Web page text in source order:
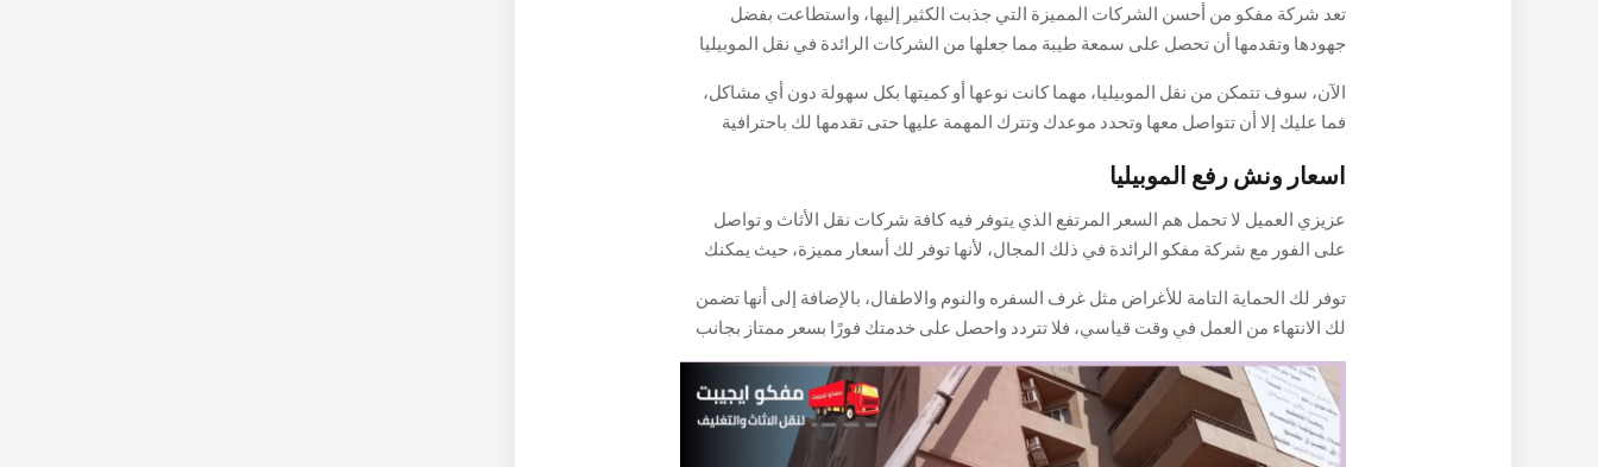
تعد شركة مفكو من أحسن الشركات المميزة التي جذبت الكثير إليها، واستطاعت بفضل
جهودها وتقدمها أن تحصل على سمعة طيبة مما جعلها من الشركات الرائدة في نقل الموبيليا
باستخدام ونش موبيليا المميز الذي يوفر الوقت والجهد عليك وكذلك التكلفة.
الآن، سوف تتمكن من نقل الموبيليا، مهما كانت نوعها أو كميتها بكل سهولة دون أي مشاكل،
فما عليك إلا أن تتواصل معها وتحدد موعدك وتترك المهمة عليها حتى تقدمها لك باحترافية
فهيا اتصل الآن واحصل على خدمتك على الفور.
اسعار ونش رفع الموبيليا
عزيزي العميل لا تحمل هم السعر المرتفع الذي يتوفر فيه كافة شركات نقل الأثاث و تواصل
على الفور مع شركة مفكو الرائدة في ذلك المجال، لأنها توفر لك أسعار مميزة، حيث يمكنك
ونش موبيليا عند رفع وتنزيل الأثاث مما يساهم في تقديم الخدمة بسرعة وبشكل غاية في
الإتقان والكفاءة.
توفر لك الحماية التامة للأغراض مثل غرف السفره والنوم والاطفال، بالإضافة إلى أنها تضمن
لك الانتهاء من العمل في وقت قياسي، فلا تتردد واحصل على خدمتك فورًا بسعر ممتاز بجانب
خصومات إضافية وعروض حصرية لن تجدها في أي مكان، بجانب بعض التخفيضات التي توفرها
على مدار العام، سواء كانت سنوية أو شهرية أو أسبوعية أو يومية.